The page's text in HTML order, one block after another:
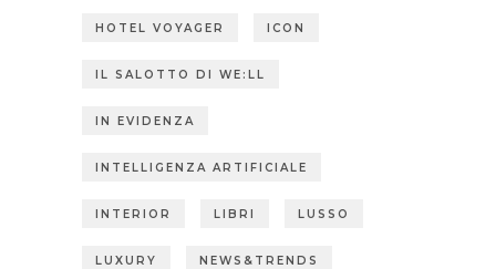
HOTEL VOYAGER ICON
IL SALOTTO DI WE:LL
IN EVIDENZA
INTELLIGENZA ARTIFICIALE
INTERIOR LIBRI LUSSO
LUXURY NEWS&TRENDS